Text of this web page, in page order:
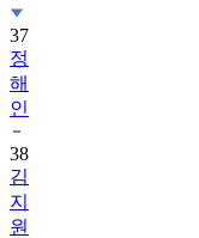
37
정
해
인
38
김
지
원